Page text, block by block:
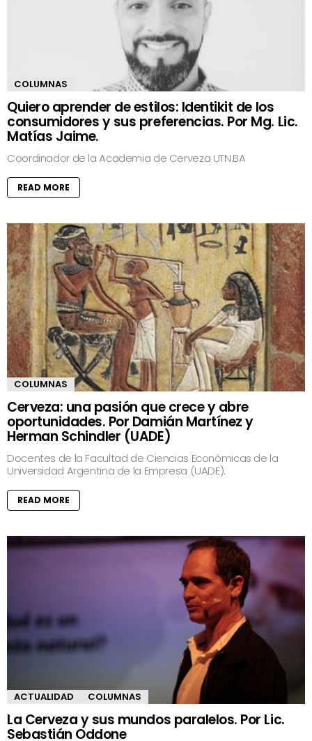
COLUMNAS
Quiero aprender de estilos: Identikit de los
consumidores y sus preferencias. Por Mg. Lic.
Matías Jaime.
Coordinador de la Academia de Cerveza UTN.BA
READ MORE
COLUMNAS
Cerveza: una pasión que crece y abre
oportunidades. Por Damián Martínez y
Herman Schindler (UADE)
Docentes de la Facultad de Ciencias Económicas de la
Universidad Argentina de la Empresa (UADE).
READ MORE
ACTUALIDAD COLUMNAS
La Cerveza y sus mundos paralelos. Por Lic.
Sebastián Oddone